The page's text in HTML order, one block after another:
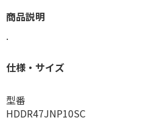
商品説明
.
仕様・サイズ
型番
HDDR47JNP10SC